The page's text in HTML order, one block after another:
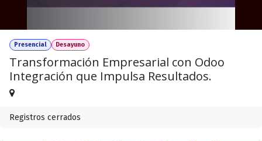
Presencial Desayuno
Transformación Empresarial con Odoo
Integración que Impulsa Resultados.
Registros cerrados